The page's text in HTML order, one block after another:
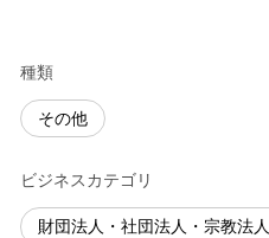
種類
その他
ビジネスカテゴリ
財団法人・社団法人・宗教法人